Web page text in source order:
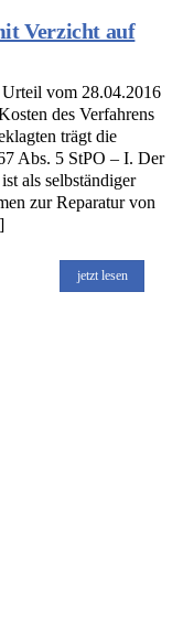
Verzicht auf
vom 28.04.2016
des Verfahrens
trägt die
Abs. 5 StPO – I. Der
als selbständiger
zur Reparatur von
jetzt lesen